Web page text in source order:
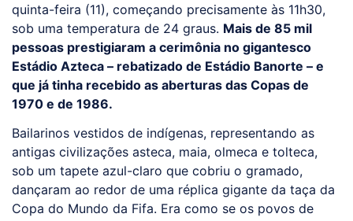
quinta-feira (11), começando precisamente às 11h30,
sob uma temperatura de 24 graus. Mais de 85 mil
pessoas prestigiaram a cerimônia no gigantesco
Estádio Azteca – rebatizado de Estádio Banorte – e
que já tinha recebido as aberturas das Copas de
1970 e de 1986.
Bailarinos vestidos de indígenas, representando as
antigas civilizações asteca, maia, olmeca e tolteca,
sob um tapete azul-claro que cobriu o gramado,
dançaram ao redor de uma réplica gigante da taça da
Copa do Mundo da Fifa. Era como se os povos de